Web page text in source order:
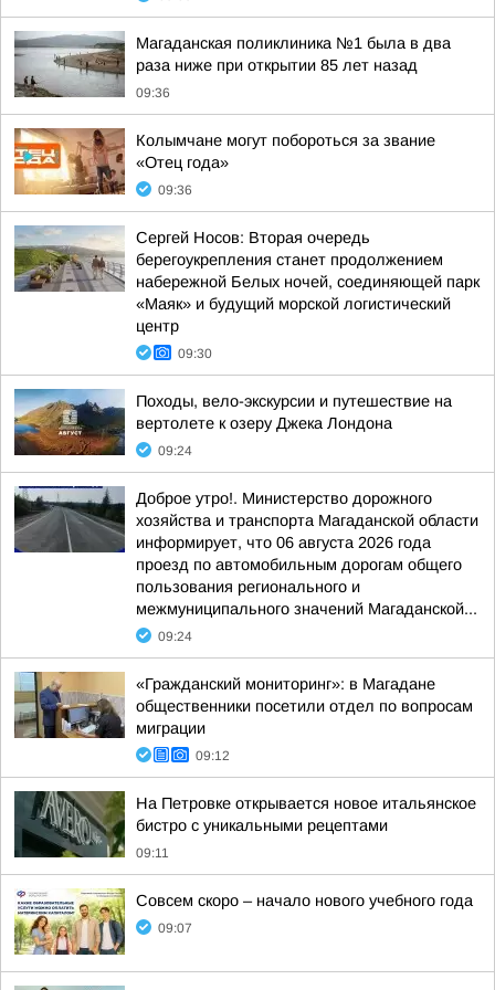
Магаданская поликлиника №1 была в два
раза ниже при открытии 85 лет назад
09:36
Колымчане могут побороться за звание
«Отец года»
09:36
Сергей Носов: Вторая очередь
берегоукрепления станет продолжением
набережной Белых ночей, соединяющей парк
«Маяк» и будущий морской логистический
центр
09:30
Походы, вело-экскурсии и путешествие на
вертолете к озеру Джека Лондона
09:24
Доброе утро!. Министерство дорожного
хозяйства и транспорта Магаданской области
информирует, что 06 августа 2026 года
проезд по автомобильным дорогам общего
пользования регионального и
межмуниципального значений Магаданской...
09:24
«Гражданский мониторинг»: в Магадане
общественники посетили отдел по вопросам
миграции
09:12
На Петровке открывается новое итальянское
бистро с уникальными рецептами
09:11
Совсем скоро – начало нового учебного года
09:07